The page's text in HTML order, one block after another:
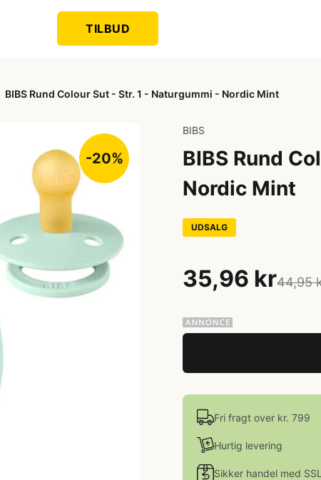
TILBUD
BIBS Rund Colour Sut - Str. 1 - Naturgummi - Nordic Mint
-20%
BIBS
BIBS Rund
Nordic Mint
UDSALG
35,96 kr44,95
Fri fragt over kr. 799
Hurtig levering
Sikker handel med SSL